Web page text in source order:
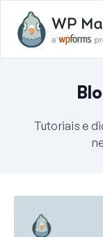
Tutoriais e